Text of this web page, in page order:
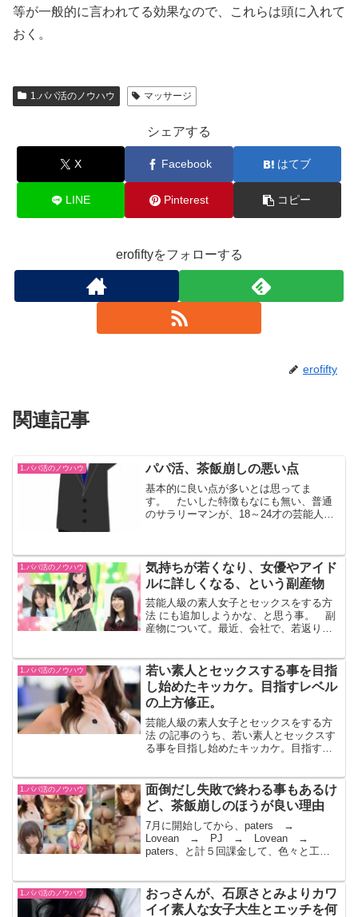
等が一般的に言われてる効果なので、これらは頭に入れて
おく。
1.パパ活のノウハウ マッサージ
シェアする
X Facebook はてブ
LINE Pinterest コピー
erofiftyをフォローする
erofifty
関連記事
1.パパ活のノウハウ パパ活、茶飯崩しの悪い点
基本的に良い点が多いとは思ってま
す。 たいした特徴もなにも無い、普通
のサラリーマンが、18～24才の芸能人レ
までは、あり得ない...
1.パパ活のノウハウ
気持ちが若くなり、女優やアイド
ルに詳しくなる、という副産物
芸能人級の素人女子とセックスをする方
法 にも追加しようかな、と思う事。 副
産物について。最近、会社で、若返りま
勃起がサイズ面、強度面、エッチの回数
面で５０才超えてから上回る...
1.パパ活のノウハウ
若い素人とセックスする事を目指
し始めたキッカケ。目指すレベル
の上方修正。
芸能人級の素人女子とセックスをする方
法 の記事のうち、若い素人とセックスす
る事を目指し始めたキッカケ。目指すレ
ょうど1年半前、2023年夏のボーナスの使
い道をどうしよう...
1.パパ活のノウハウ
面倒だし失敗で終わる事もあるけ
ど、茶飯崩しのほうが良い理由
7月に開始してから、paters →
Lovean → PJ → Lovean →
paters、と計５回課金して、色々と工夫
得られる快感や満足感は高い。これま
で、6人...
1.パパ活のノウハウ
おっさんが、石原さとみよりカワ
イイ素人な女子大生とエッチを何